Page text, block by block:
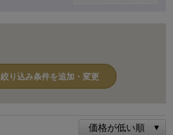
絞り込み条件を追加・変更